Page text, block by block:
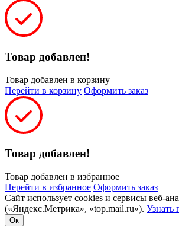
Товар добавлен!
Товар добавлен в корзину
Перейти в корзину Оформить заказ
Товар добавлен!
Товар добавлен в избранное
Перейти в избранное Оформить заказ
Сайт использует cookies и сервисы веб-
(«Яндекс.Метрика», «top.mail.ru»). Узнать
Ок